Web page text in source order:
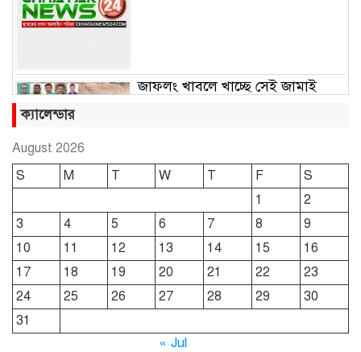
জাফলং খাবলে খাচ্ছে সেই জামাই
ছাতকে রুহুল আমীন ফাউন্ডেশনের
শীতবস্ত্র বিতরণ
দোয়ারাবাজারে নামে-বেনামে চলছে
খাসজমি দখলের প্রতিযোগিতা : নির্লিপ্ত
প্রশাসন
নিরব
ক্যালেন্ডার
August 2026
S
M T W T F
S
1
2
3
4 5 6 7 8
9
10
11 12 13 14 15
16
17
18 19 20 21 22
23
24
25 26 27 28 29
30
31
« Jul